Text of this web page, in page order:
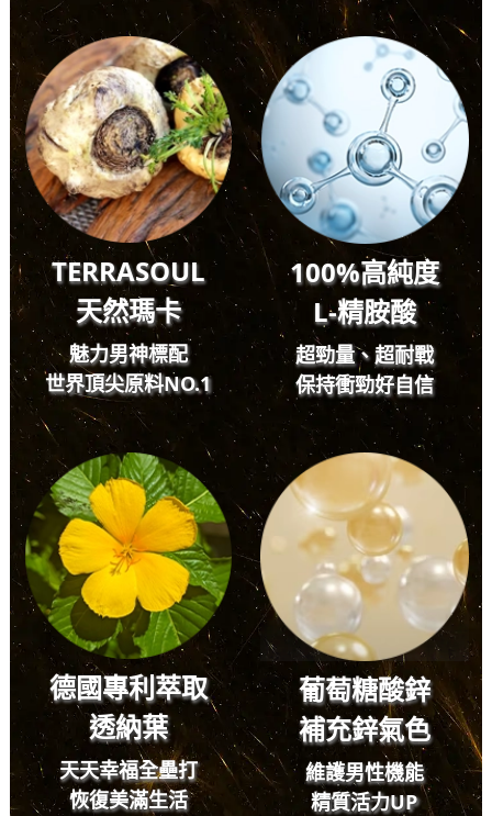
都是常態，有時累到體力
跟不上高速運轉的點子很
困擾，容易漏失掉客戶的
重要訊息，
認識大研生醫後，連客戶
都稱讚我看起來精神飽
滿、體力用不完，整體形
象變得非常加分，幫我多
接了好多CASE呢。
TERRASOUL
天然瑪卡
魅力男神標配
世界頂尖原料NO.1
100%高純度
L-精胺酸
超勁量、超耐戰
保持衝勁好自信
德國專利萃取
透納葉
天天幸福全壘打
恢復美滿生活
葡萄糖酸鋅
補充鋅氣色
維護男性機能
精質活力UP